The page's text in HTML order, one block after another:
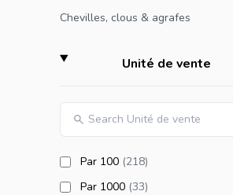
Chevilles, clous & agrafes
Unité de ventefilter
Par 100 (218products available
)
Par 1000 (33products available
)